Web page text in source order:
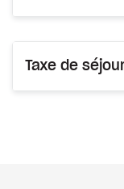
Taxe de